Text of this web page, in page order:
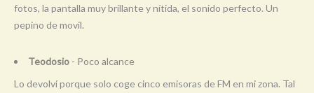
fotos, la pantalla muy brillante y nítida, el sonido perfecto. Un
pepino de movil.
Teodosio - Poco alcance
Lo devolví porque solo coge cinco emisoras de FM en mi zona. Tal